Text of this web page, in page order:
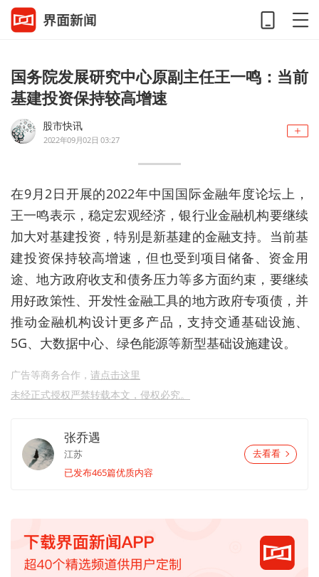
国务院发展研究中心原副主任王一鸣：当前
基建投资保持较高增速
股市快讯
2022年09月02日 03:27
在9月2日开展的2022年中国国际金融年度论坛上，
王一鸣表示，稳定宏观经济，银行业金融机构要继续
加大对基建投资，特别是新基建的金融支持。当前基
建投资保持较高增速，但也受到项目储备、资金用
途、地方政府收支和债务压力等多方面约束，要继续
用好政策性、开发性金融工具的地方政府专项债，并
推动金融机构设计更多产品，支持交通基础设施、
5G、大数据中心、绿色能源等新型基础设施建设。
广告等商务合作， 请点击这里
未经正式授权严禁转载本文，侵权必究。
张乔遇
江苏
已发布465篇优质内容
去看看